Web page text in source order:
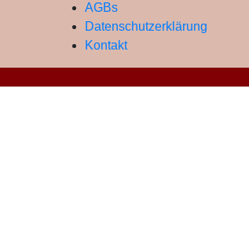
AGBs
Datenschutzerklärung
Kontakt